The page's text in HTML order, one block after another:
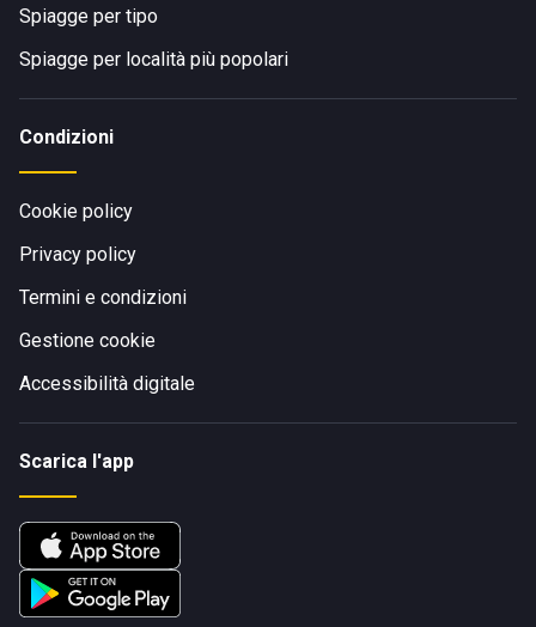
Spiagge per tipo
Spiagge per località più popolari
Condizioni
Cookie policy
Privacy policy
Termini e condizioni
Gestione cookie
Accessibilità digitale
Scarica l'app